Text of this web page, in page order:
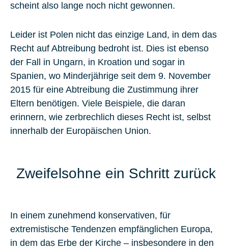
scheint also lange noch nicht gewonnen.
Leider ist Polen nicht das einzige Land, in dem das
Recht auf Abtreibung bedroht ist. Dies ist ebenso
der Fall in Ungarn, in Kroation und sogar in
Spanien, wo Minderjährige seit dem 9. November
2015 für eine Abtreibung die Zustimmung ihrer
Eltern benötigen. Viele Beispiele, die daran
erinnern, wie zerbrechlich dieses Recht ist, selbst
innerhalb der Europäischen Union.
Zweifelsohne ein Schritt zurück
In einem zunehmend konservativen, für
extremistische Tendenzen empfänglichen Europa,
in dem das Erbe der Kirche – insbesondere in den